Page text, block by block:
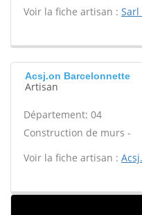
Voir la fiche artisan : Sarl
Acsj.on Barcelonnette
Artisan
Département: 04
Construction de murs -
Voir la fiche artisan :